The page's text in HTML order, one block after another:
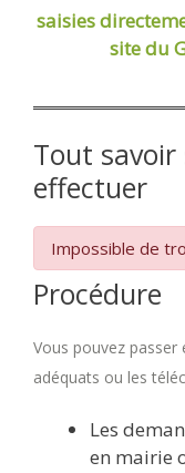
saisies
site du
Tout savoir
effectuer
Impossible de
Procédure
Vous pouvez
adéquats ou les
Les
en mairie